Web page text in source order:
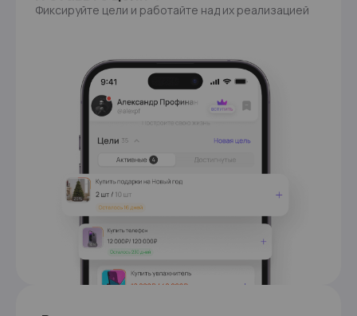
Фиксируйте цели и работайте над их реализацией